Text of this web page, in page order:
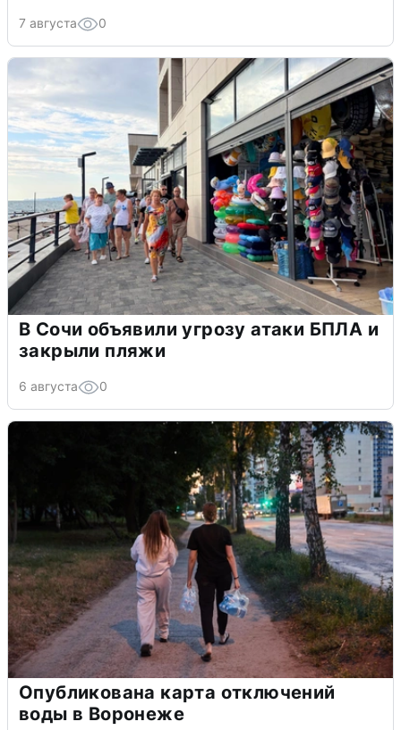
7 августа 0
В Сочи объявили угрозу атаки БПЛА и
закрыли пляжи
6 августа 0
Опубликована карта отключений
воды в Воронеже